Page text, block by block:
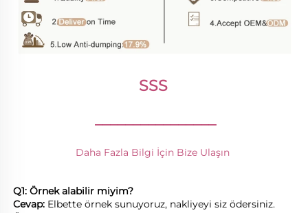
SSS
________________
Daha Fazla Bilgi İçin Bize Ulaşın
Q1: Örnek alabilir miyim?
Cevap: Elbette örnek sunuyoruz, nakliyeyi siz ödersiniz.